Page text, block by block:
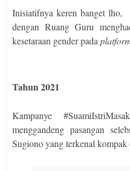
Inisiatifnya keren banget lho,
dengan Ruang Guru
kesetaraan gender pada
Tahun 2021
Kampanye
menggandeng pasangan
Sugiono yang terkenal kompak